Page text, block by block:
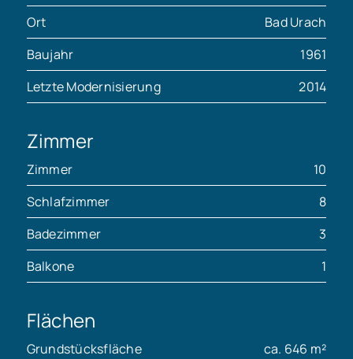
Ort
Bad Urach
Baujahr
1961
Letzte Modernisierung
2014
Zimmer
Zimmer
10
Schlafzimmer
8
Badezimmer
3
Balkone
1
Flächen
Grundstücksfläche
ca. 646 m²